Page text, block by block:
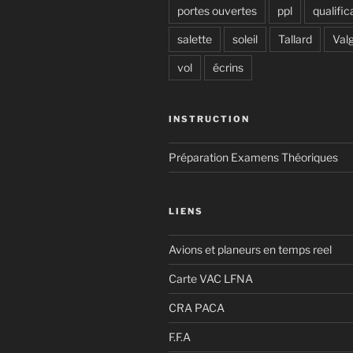
portes ouvertes ppl
salette soleil Tallard
vol écrins
INSTRUCTION
Préparation Examens Théoriques
LIENS
Avions et planeurs en temps reel
Carte VAC LFNA
CRA PACA
F.F.A